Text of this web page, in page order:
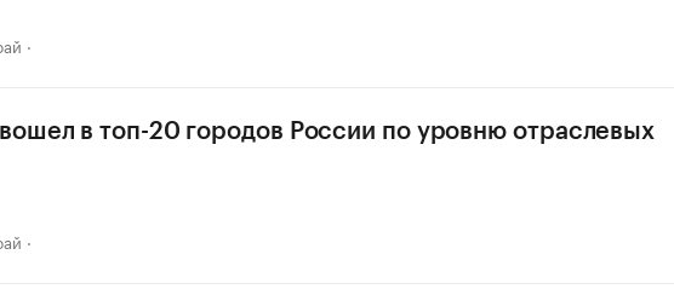
в топ-20 городов России по уровню отраслевых